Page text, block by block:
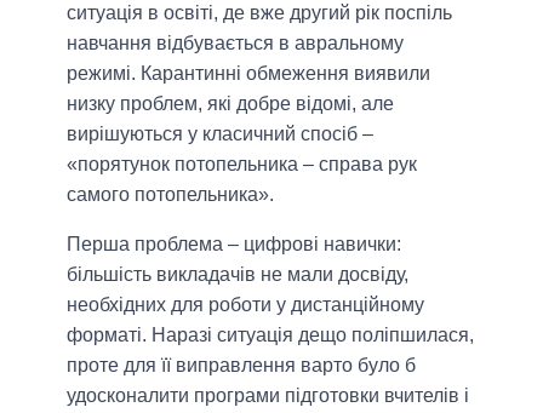
ситуація в освіті, де вже другий рік поспіль
навчання відбувається в авральному
режимі. Карантинні обмеження виявили
низку проблем, які добре відомі, але
вирішуються у класичний спосіб –
«порятунок потопельника – справа рук
самого потопельника».
Перша проблема – цифрові навички:
більшість викладачів не мали досвіду,
необхідних для роботи у дистанційному
форматі. Наразі ситуація дещо поліпшилася,
проте для її виправлення варто було б
удосконалити програми підготовки вчителів і